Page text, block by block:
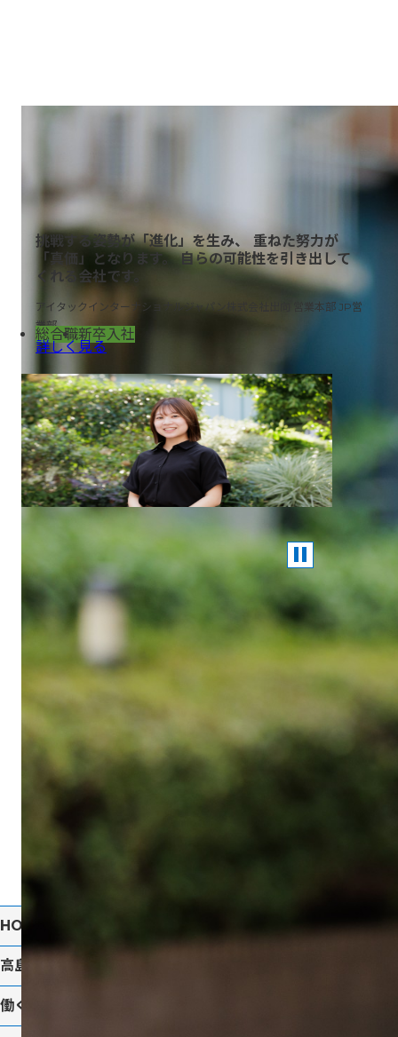
OTHER INTERVIEW
他の社員を見る
挑戦する姿勢が「進化」を生み、 重ねた努力が
「真価」となります。 自らの可能性を引き出して
くれる会社です。
アイタックインターナショナルジャパン株式会社出向 営業本部 JP営
業部
総合職新卒入社
詳しく見る
HOME
高島を知る
働く人を知る